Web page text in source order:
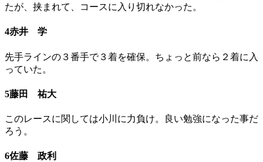
たが、挟まれて、コースに入り切れなかった。
4赤井 学
先手ラインの３番手で３着を確保。ちょっと前なら２着に入
っていた。
5藤田 祐大
このレースに関しては小川に力負け。良い勉強になった事だ
ろう。
6佐藤 政利